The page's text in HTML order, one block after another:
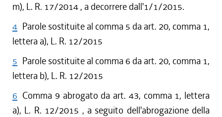
m), L. R. 17/2014 , a decorrere dall'1/1/2015.
4 Parole sostituite al comma 5 da art. 20, comma 1,
lettera a), L. R. 12/2015
5 Parole sostituite al comma 6 da art. 20, comma 1,
lettera b), L. R. 12/2015
6 Comma 9 abrogato da art. 43, comma 1, lettera
a), L. R. 12/2015 , a seguito dell'abrogazione della